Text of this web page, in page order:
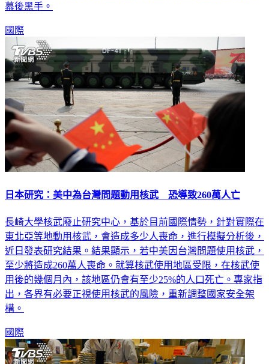
幕後黑手。
國際
日本研究：美中為台灣問題動用核武 恐導致260萬人亡
長崎大學核武廢止研究中心，基於目前國際情勢，針對實際在
東北亞等地動用核武，會造成多少人喪命，進行模擬分析後，
近日發表研究結果。結果顯示，若中美因台灣問題使用核武，
至少將造成260萬人喪命。就算核武使用地區受限，在核武使
用後的幾個月內，該地區仍會有至少25%的人口死亡。專家指
出，各界有必要正視使用核武的風險，重新調整國家安全架
構。
國際